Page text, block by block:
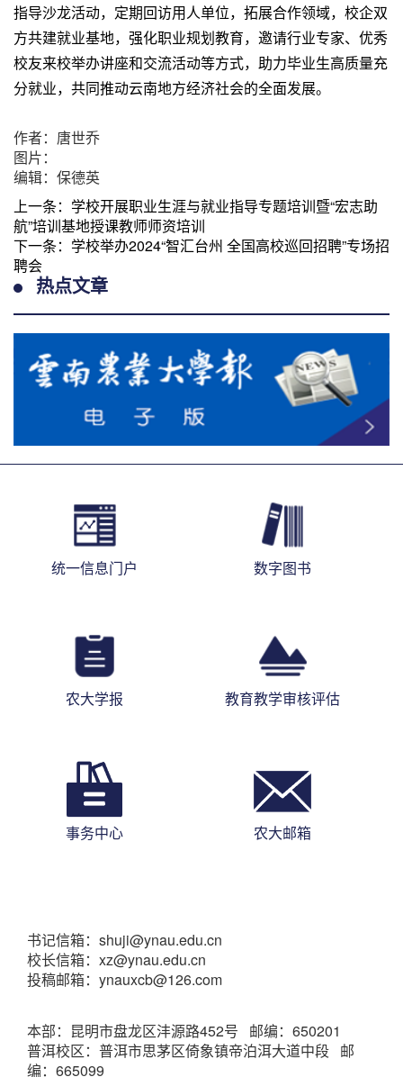
指导沙龙活动，定期回访用人单位，拓展合作领域，校企双
方共建就业基地，强化职业规划教育，邀请行业专家、优秀
校友来校举办讲座和交流活动等方式，助力毕业生高质量充
分就业，共同推动云南地方经济社会的全面发展。
作者：唐世乔
图片：
编辑：保德英
上一条： 学校开展职业生涯与就业指导专题培训暨“宏志助
航”培训基地授课教师师资培训
下一条： 学校举办2024“智汇台州 全国高校巡回招聘”专场招
聘会
热点文章
统一信息门户 数字图书
农大学报 教育教学审核评估
事务中心 农大邮箱
书记信箱：shuji@ynau.edu.cn
校长信箱：xz@ynau.edu.cn
投稿邮箱：ynauxcb@126.com
本部：昆明市盘龙区沣源路452号 邮编：650201
普洱校区：普洱市思茅区倚象镇帝泊洱大道中段 邮
编：665099